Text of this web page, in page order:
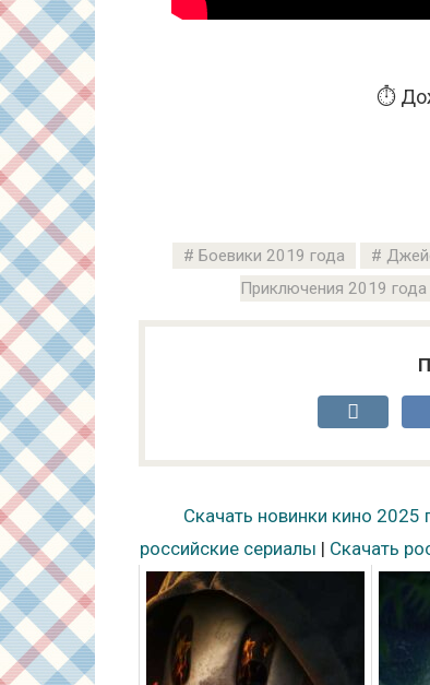
⏱️
Боевики 2019 года
Приключения 2019 года
Скачать новинки кино 2025
российские сериалы | Скачать